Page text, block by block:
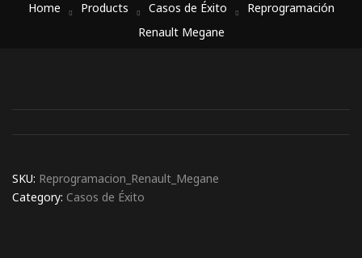
Home Products Casos de Éxito
Reprogramación
Renault Megane
SKU: Reprogramacion_Renault_Megane
Category: Casos de Éxito